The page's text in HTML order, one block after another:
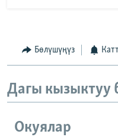
Бөлүшүңүз
Дагы кызыктуу
Окуялар